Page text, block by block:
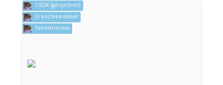
CSOK igényelhető
Jó közlekedéssel
Tehermentes